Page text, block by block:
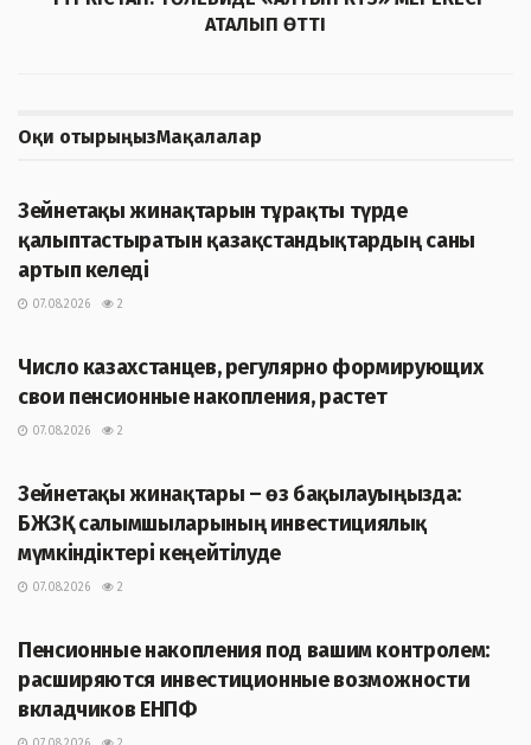
АТАЛЫП ӨТТІ
Оқи отырыңызМақалалар
Зейнетақы жинақтарын тұрақты түрде
қалыптастыратын қазақстандықтардың саны
артып келеді
07.08.2026
2
Число казахстанцев, регулярно формирующих
свои пенсионные накопления, растет
07.08.2026
2
Зейнетақы жинақтары – өз бақылауыңызда:
БЖЗҚ салымшыларының инвестициялық
мүмкіндіктері кеңейтілуде
07.08.2026
2
Пенсионные накопления под вашим контролем:
расширяются инвестиционные возможности
вкладчиков ЕНПФ